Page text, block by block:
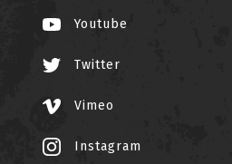
Youtube
Twitter
Vimeo
Instagram